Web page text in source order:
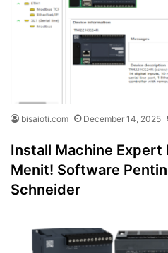
bisaioti.com December 14, 2025
Install Machine Expert
Menit! Software
Schneider